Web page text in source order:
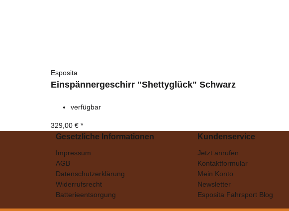
Esposita
Einspännergeschirr "Shettyglück" Schwarz
verfügbar
329,00 € *
Gesetzliche Informationen
Impressum
AGB
Datenschutzerklärung
Widerrufsrecht
Batterieentsorgung
Kundenservice
Jetzt anrufen
Kontaktformular
Mein Konto
Newsletter
Esposita Fahrsport Blog